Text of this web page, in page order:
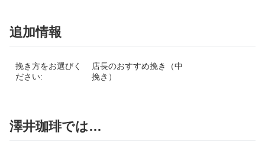
追加情報
挽き方をお選びく
ださい:
店長のおすすめ挽き（中
挽き）
澤井珈琲では…